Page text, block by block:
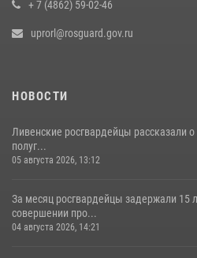
+ 7 (4862) 59-02-46
uprorl@rosguard.gov.ru
НОВОСТИ
Ливенские росгвардейцы рассказали
полуг...
05 августа 2026, 13:12
За месяц росгвардейцы задержали 15
совершении про...
04 августа 2026, 14:21